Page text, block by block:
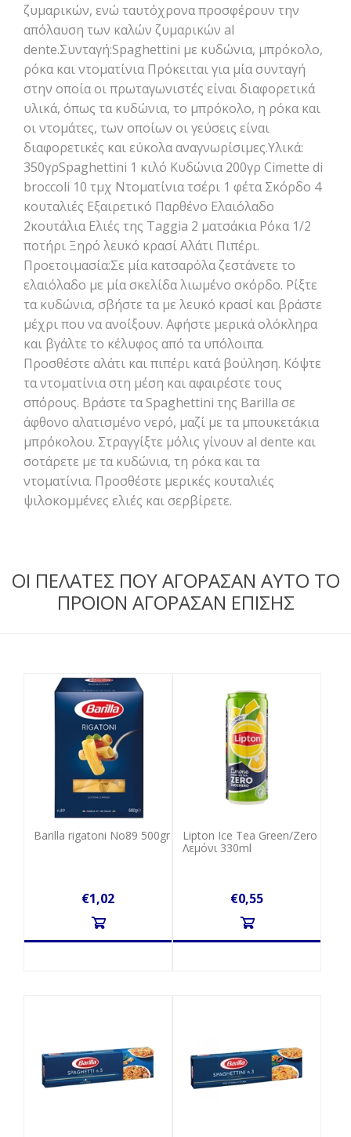
ζυμαρικών, ενώ ταυτόχρονα προσφέρουν την
απόλαυση των καλών ζυμαρικών al
dente.Συνταγή:Spaghettini με κυδώνια, μπρόκολο,
ρόκα και ντοματίνια Πρόκειται για μία συνταγή
στην οποία οι πρωταγωνιστές είναι διαφορετικά
υλικά, όπως τα κυδώνια, το μπρόκολο, η ρόκα και
οι ντομάτες, των οποίων οι γεύσεις είναι
διαφορετικές και εύκολα αναγνωρίσιμες.Υλικά:
350γρSpaghettini 1 κιλό Κυδώνια 200γρ Cimette di
broccoli 10 τμχ Ντοματίνια τσέρι 1 φέτα Σκόρδο 4
κουταλιές Eξαιρετικό Παρθένο Ελαιόλαδο
2κουτάλια Ελιές της Taggia 2 ματσάκια Ρόκα 1/2
ποτήρι Ξηρό λευκό κρασί Αλάτι Πιπέρι.
Προετοιμασία:Σε μία κατσαρόλα ζεστάνετε το
ελαιόλαδο με μία σκελίδα λιωμένο σκόρδο. Ρίξτε
τα κυδώνια, σβήστε τα με λευκό κρασί και βράστε
μέχρι που να ανοίξουν. Αφήστε μερικά ολόκληρα
και βγάλτε το κέλυφος από τα υπόλοιπα.
Προσθέστε αλάτι και πιπέρι κατά βούληση. Κόψτε
τα ντοματίνια στη μέση και αφαιρέστε τους
σπόρους. Βράστε τα Spaghettini της Barilla σε
άφθονο αλατισμένο νερό, μαζί με τα μπουκετάκια
μπρόκολου. Στραγγίξτε μόλις γίνουν al dente και
σοτάρετε με τα κυδώνια, τη ρόκα και τα
ντοματίνια. Προσθέστε μερικές κουταλιές
ψιλοκομμένες ελιές και σερβίρετε.
ΟΙ ΠΕΛΑΤΕΣ ΠΟΥ ΑΓΟΡΑΣΑΝ ΑΥΤΟ ΤΟ
ΠΡΟΙΟΝ ΑΓΟΡΑΣΑΝ ΕΠΙΣΗΣ
Barilla rigatoni No89 500gr
€1,02
Lipton Ice Tea Green/Zero
Λεμόνι 330ml
€0,55